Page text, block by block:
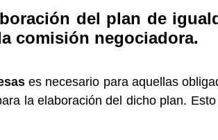
del plan de
comisión negociadora.
es necesario para aquellas
la elaboración del dicho plan.